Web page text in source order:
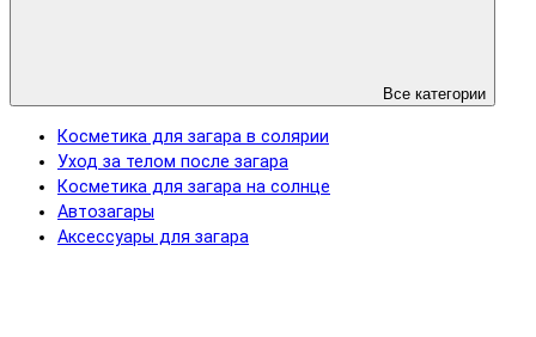
Все категории
Косметика для загара в солярии
Уход за телом после загара
Косметика для загара на солнце
Автозагары
Аксессуары для загара